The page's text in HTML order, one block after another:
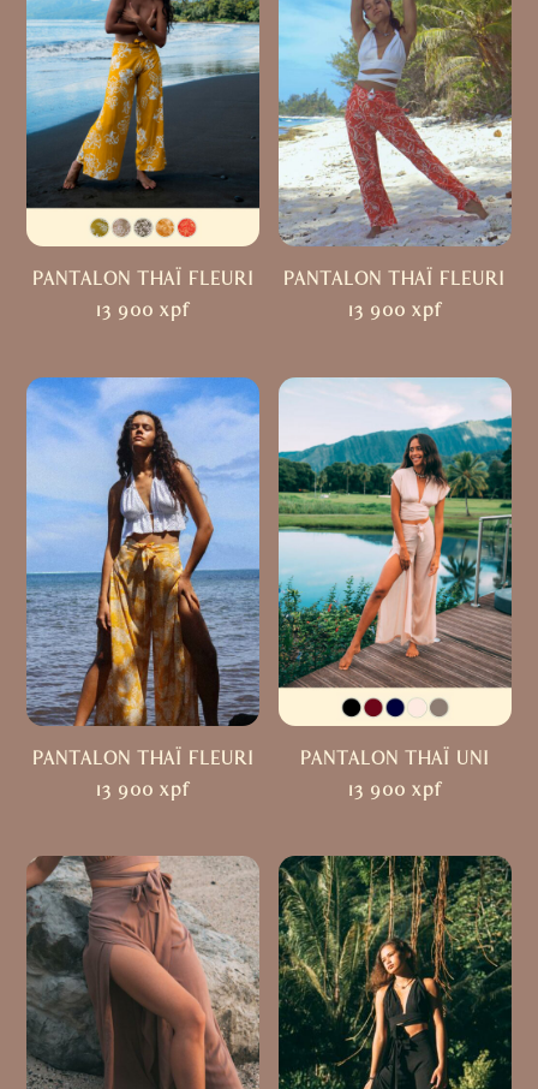
PANTALON THAÏ FLEURI
13 900xpf
PANTALON THAÏ FLEURI
13 900 xpf
PANTALON THAÏ FLEURI
13 900xpf
PANTALON THAÏ UNI
13 900 xpf